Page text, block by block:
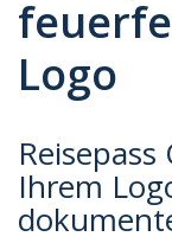
Logo
Ihrem